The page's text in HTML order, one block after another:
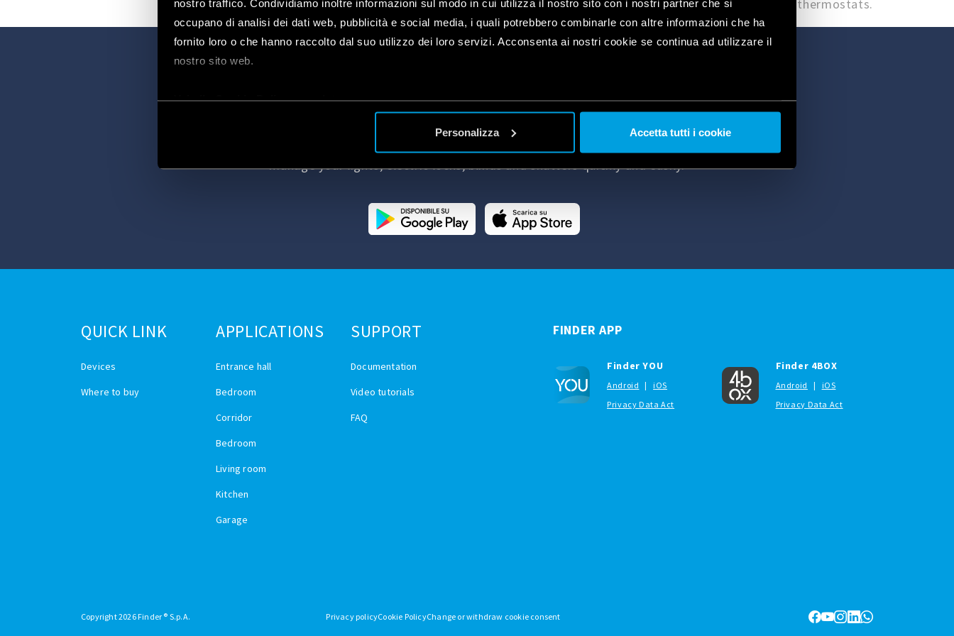
nostro traffico. Condividiamo inoltre informazioni sul modo in cui utilizza il nostro sito con i nostri partner che si
occupano di analisi dei dati web, pubblicità e social media, i quali potrebbero combinarle con altre informazioni che ha
fornito loro o che hanno raccolto dal suo utilizzo dei loro servizi. Acconsenta ai nostri cookie se continua ad utilizzare il
nostro sito web.
Vai alla Cookie Policy completa
Personalizza Accetta tutti i cookie
range of BLISS smart thermostats.
Finder YOU is the new App for managing, modifying and configuring all Finder smart
devices.
manage your lights, electric locks, blinds and shutters quickly and easily.
QUICK LINK
Devices
Where to buy
APPLICATIONS
Entrance hall
Bedroom
Corridor
Bedroom
Living room
Kitchen
Garage
SUPPORT
Documentation
Video tutorials
FAQ
FINDER APP
Finder YOU
Android |
iOS
Privacy Data Act
Finder 4BOX
Android |
iOS
Privacy Data Act
Copyright 2026 Finder ® S.p.A. Privacy policyCookie PolicyChange or withdraw cookie consent